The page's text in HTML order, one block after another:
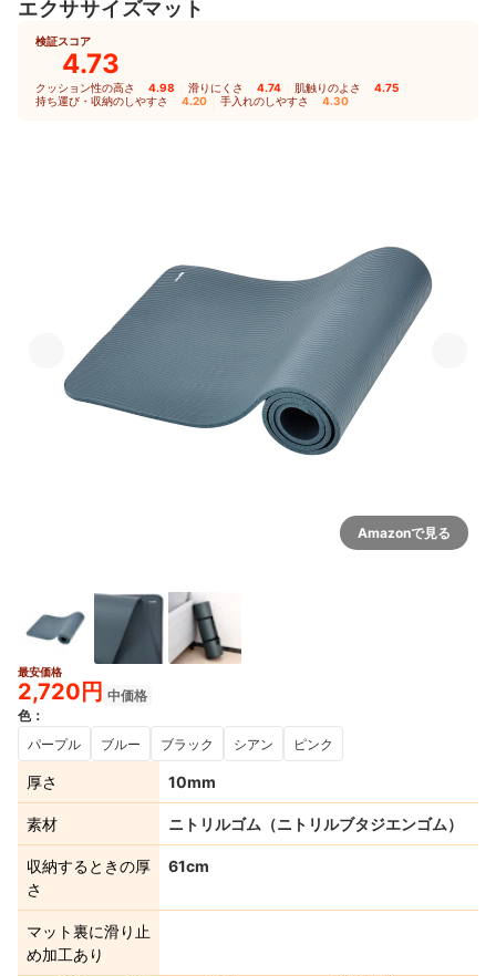
エクササイズマット
検証スコア
4.73
クッション性の高さ 4.98 滑りにくさ 4.74 肌触りのよさ 4.75
持ち運び・収納のしやすさ 4.20 手入れのしやすさ 4.30
Amazonで見る
最安価格
2,720円 中価格
色：
パープル
ブルー ブラック シアン ピンク
厚さ 10mm
素材 ニトリルゴム（ニトリルブタジエンゴム）
収納するときの厚
さ
61cm
マット裏に滑り止
め加工あり